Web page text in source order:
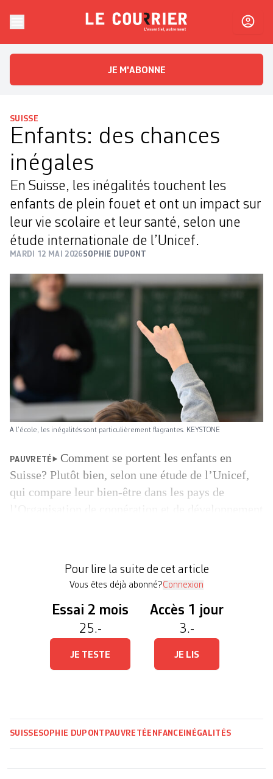
Le CourrierL'essentiel, autrement
JE M'ABONNE
SUISSE
Enfants: des chances
inégales
En Suisse, les inégalités touchent les
enfants de plein fouet et ont un impact sur
leur vie scolaire et leur santé, selon une
étude internationale de l’Unicef.
MARDI 12 MAI 2026SOPHIE DUPONT
A l’école, les inégalités sont particulièrement flagrantes. KEYSTONE
PAUVRETÉ
Comment se portent les enfants en
Suisse? Plutôt bien, selon une étude de l’Unicef,
qui compare leur bien-être dans les pays de
place la Suisse à la cinquième place […]
Pour lire la suite de cet article
Vous êtes déjà abonné?Connexion
Essai 2 mois
25.-
JE TESTE
Accès 1 jour
3.-
JE LIS
SUISSESOPHIE DUPONT PAUVRETÉ ENFANCE INÉGALITÉS